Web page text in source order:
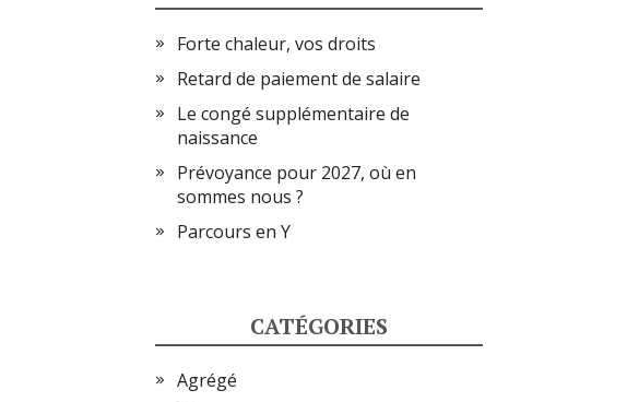
Forte chaleur, vos droits
Retard de paiement de salaire
Le congé supplémentaire de
naissance
Prévoyance pour 2027, où en
sommes nous ?
Parcours en Y
CATÉGORIES
Agrégé